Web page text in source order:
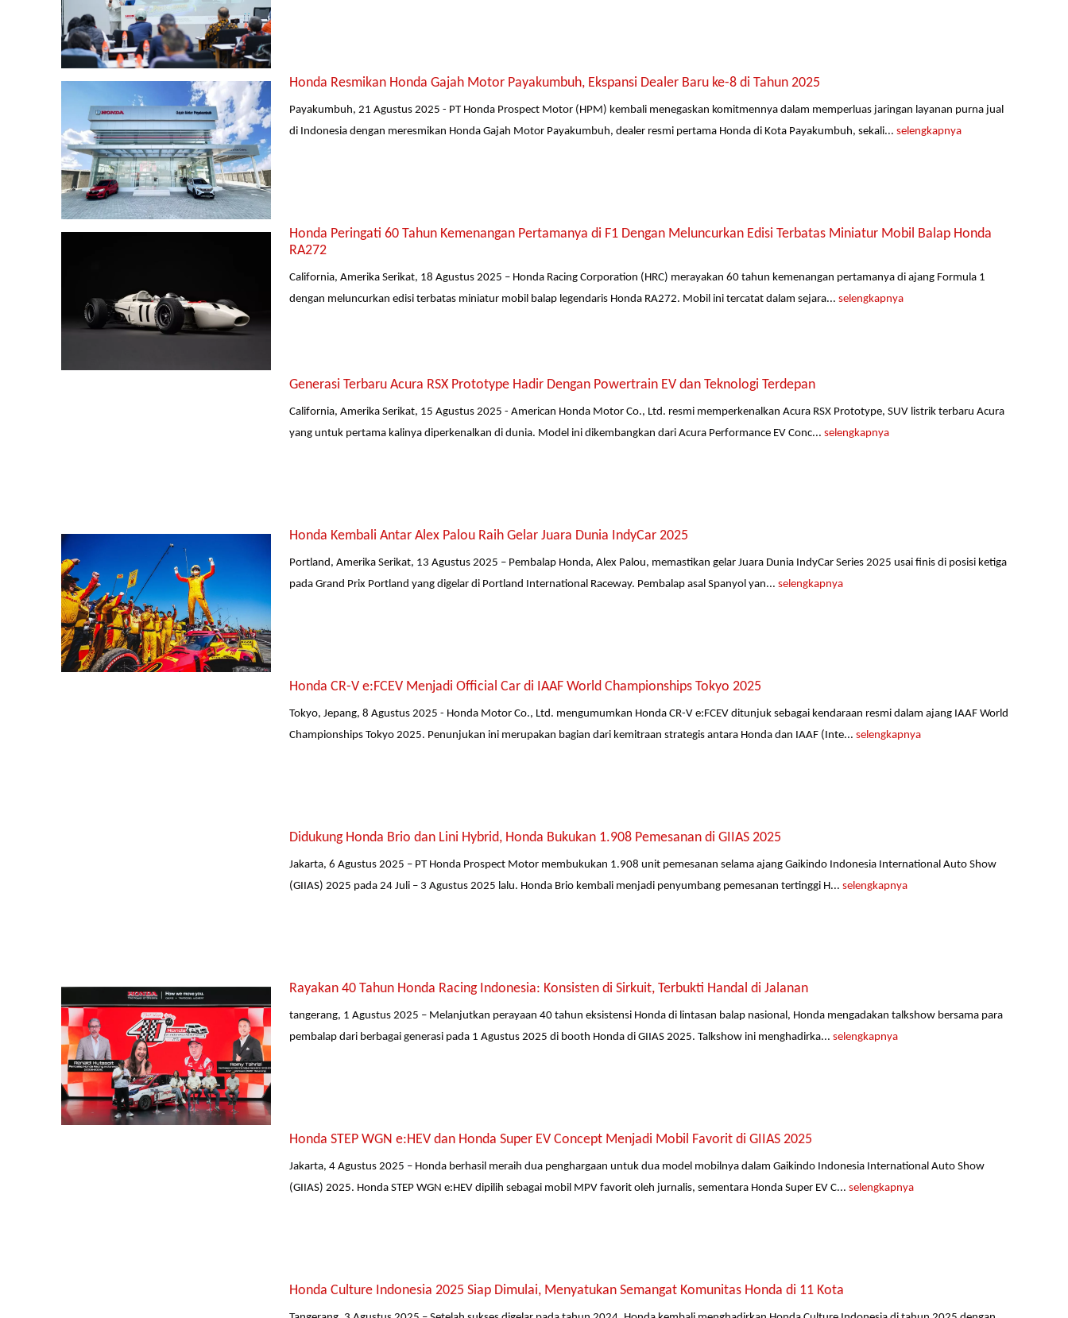
Honda Resmikan Honda Gajah Motor Payakumbuh, Ekspansi Dealer Baru ke-8 di Tahun 2025
Payakumbuh, 21 Agustus 2025 - PT Honda Prospect Motor (HPM) kembali menegaskan komitmennya dalam memperluas jaringan layanan purna jual
di Indonesia dengan meresmikan Honda Gajah Motor Payakumbuh, dealer resmi pertama Honda di Kota Payakumbuh, sekali... selengkapnya
Honda Peringati 60 Tahun Kemenangan Pertamanya di F1 Dengan Meluncurkan Edisi Terbatas Miniatur Mobil Balap Honda
RA272
California, Amerika Serikat, 18 Agustus 2025 – Honda Racing Corporation (HRC) merayakan 60 tahun kemenangan pertamanya di ajang Formula 1
dengan meluncurkan edisi terbatas miniatur mobil balap legendaris Honda RA272. Mobil ini tercatat dalam sejara... selengkapnya
Generasi Terbaru Acura RSX Prototype Hadir Dengan Powertrain EV dan Teknologi Terdepan
California, Amerika Serikat, 15 Agustus 2025 - American Honda Motor Co., Ltd. resmi memperkenalkan Acura RSX Prototype, SUV listrik terbaru Acura
yang untuk pertama kalinya diperkenalkan di dunia. Model ini dikembangkan dari Acura Performance EV Conc... selengkapnya
Honda Kembali Antar Alex Palou Raih Gelar Juara Dunia IndyCar 2025
Portland, Amerika Serikat, 13 Agustus 2025 – Pembalap Honda, Alex Palou, memastikan gelar Juara Dunia IndyCar Series 2025 usai finis di posisi ketiga
pada Grand Prix Portland yang digelar di Portland International Raceway. Pembalap asal Spanyol yan... selengkapnya
Honda CR-V e:FCEV Menjadi Official Car di IAAF World Championships Tokyo 2025
Tokyo, Jepang, 8 Agustus 2025 - Honda Motor Co., Ltd. mengumumkan Honda CR-V e:FCEV ditunjuk sebagai kendaraan resmi dalam ajang IAAF World
Championships Tokyo 2025. Penunjukan ini merupakan bagian dari kemitraan strategis antara Honda dan IAAF (Inte... selengkapnya
Didukung Honda Brio dan Lini Hybrid, Honda Bukukan 1.908 Pemesanan di GIIAS 2025
Jakarta, 6 Agustus 2025 – PT Honda Prospect Motor membukukan 1.908 unit pemesanan selama ajang Gaikindo Indonesia International Auto Show
(GIIAS) 2025 pada 24 Juli – 3 Agustus 2025 lalu. Honda Brio kembali menjadi penyumbang pemesanan tertinggi H... selengkapnya
Rayakan 40 Tahun Honda Racing Indonesia: Konsisten di Sirkuit, Terbukti Handal di Jalanan
tangerang, 1 Agustus 2025 – Melanjutkan perayaan 40 tahun eksistensi Honda di lintasan balap nasional, Honda mengadakan talkshow bersama para
pembalap dari berbagai generasi pada 1 Agustus 2025 di booth Honda di GIIAS 2025. Talkshow ini menghadirka... selengkapnya
Honda STEP WGN e:HEV dan Honda Super EV Concept Menjadi Mobil Favorit di GIIAS 2025
Jakarta, 4 Agustus 2025 – Honda berhasil meraih dua penghargaan untuk dua model mobilnya dalam Gaikindo Indonesia International Auto Show
(GIIAS) 2025. Honda STEP WGN e:HEV dipilih sebagai mobil MPV favorit oleh jurnalis, sementara Honda Super EV C... selengkapnya
Honda Culture Indonesia 2025 Siap Dimulai, Menyatukan Semangat Komunitas Honda di 11 Kota